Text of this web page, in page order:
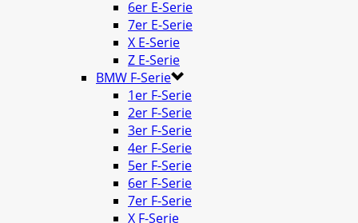
6er E-Serie
7er E-Serie
X E-Serie
Z E-Serie
BMW F-Serie
1er F-Serie
2er F-Serie
3er F-Serie
4er F-Serie
5er F-Serie
6er F-Serie
7er F-Serie
X F-Serie